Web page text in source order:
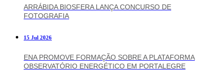
ARRÁBIDA BIOSFERA LANÇA CONCURSO DE
FOTOGRAFIA
15 Jul 2026
ENA PROMOVE FORMAÇÃO SOBRE A PLATAFORMA
OBSERVATÓRIO ENERGÉTICO EM PORTALEGRE